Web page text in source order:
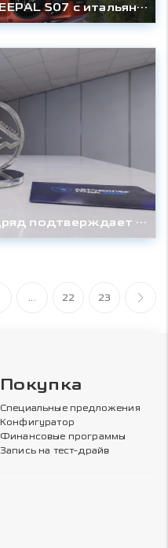
Гибридный кроссовер DEEPAL S07 с итальянскими корнями выходит на российский рынок
Changan второй год подряд подтверждает лидерство в клиентском сервисе
... 22 23
Покупка
Специальные предложения
Конфигуратор
Финансовые программы
Запись на тест-драйв